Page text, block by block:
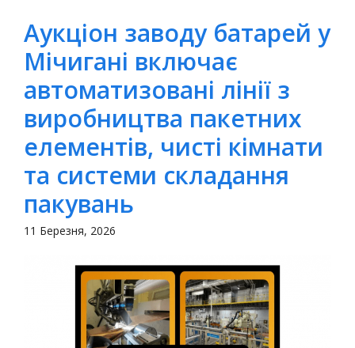
Аукціон заводу батарей у
Мічигані включає
автоматизовані лінії з
виробництва пакетних
елементів, чисті кімнати
та системи складання
пакувань
11 Березня, 2026